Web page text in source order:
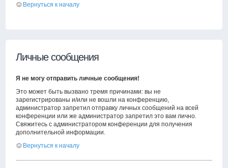
Вернуться к началу
Личные сообщения
Я не могу отправить личные сообщения!
Это может быть вызвано тремя причинами: вы не
зарегистрированы и/или не вошли на конференцию,
администратор запретил отправку личных сообщений на всей
конференции или же администратор запретил это вам лично.
Свяжитесь с администратором конференции для получения
дополнительной информации.
Вернуться к началу